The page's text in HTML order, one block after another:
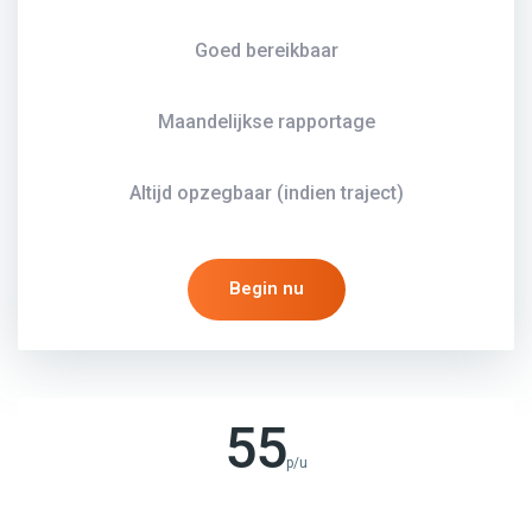
Goed bereikbaar
Maandelijkse rapportage
Altijd opzegbaar (indien traject)
Begin nu
55p/u